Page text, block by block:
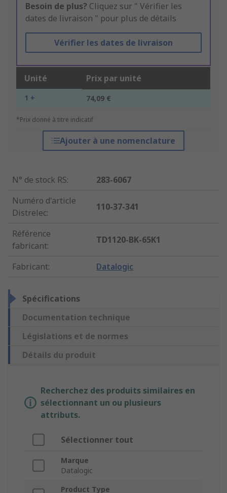
Besoin de plus? Cliquez sur " Vérifier les
dates de livraison " pour plus de détails
Vérifier les dates de livraison
Unité Prix par unité
1 + 74,09 €
*Prix donné à titre indicatif
Ajouter à une nomenclature
N° de stock RS:
283-6067
Numéro d'article
Distrelec:
110-37-341
Référence
fabricant:
TD1120-BK-65K1
Fabricant: Datalogic
Spécifications
Documentation technique
Législations et de normes
Détails du produit
Recherchez des produits similaires en
sélectionnant un ou plusieurs
attributs.
Sélectionner tout
Marque
Datalogic
Product Type